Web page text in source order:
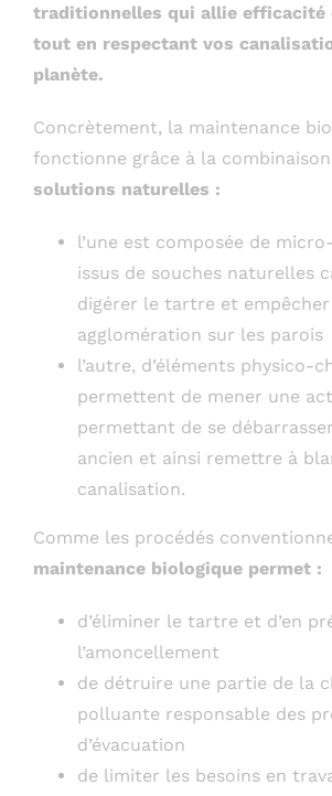
traditionnelles qui allie efficacité
tout en respectant vos
planète.
Concrètement, la maintenance
fonctionne grâce à la
solutions naturelles :
l’une est composée de
issus de souches naturelles
digérer le tartre et empêcher
agglomération sur les parois
l’autre, d’éléments physico-
permettent de mener une
permettant de se
ancien et ainsi remettre à
canalisation.
Comme les procédés
maintenance biologique permet :
d’éliminer le tartre et d’en
l’amoncellement
de détruire une partie de la
polluante responsable des
d’évacuation
de limiter les besoins en